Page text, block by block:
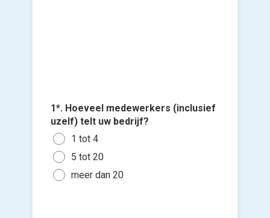
1*. Hoeveel medewerkers (inclusief
uzelf) telt uw bedrijf?
1 tot 4
5 tot 20
meer dan 20